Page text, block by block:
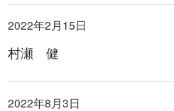
2022年2月15日
村瀬 健
2022年8月3日